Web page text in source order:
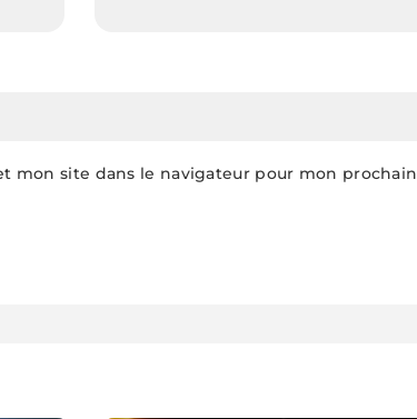
mon site dans le navigateur pour mon prochain